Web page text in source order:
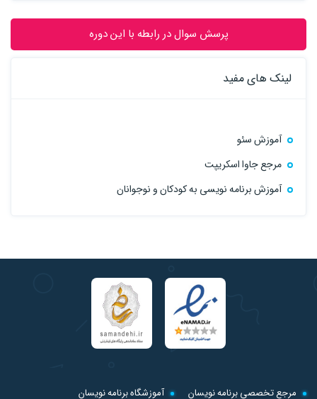
پرسش سوال در رابطه با این دوره
لینک های مفید
آموزش سئو
مرجع جاوا اسکریپت
آموزش برنامه نویسی به کودکان و نوجوانان
مرجع تخصصی برنامه نویسان آموزشگاه برنامه نویسان